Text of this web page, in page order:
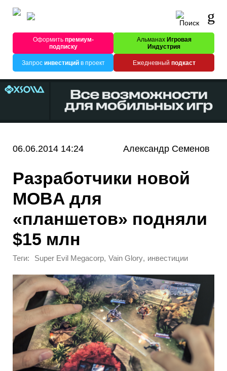
Оформитьпремиум-
подписку
Альманах Игровая
Индустрия
Запрос инвестицийв проект Ежедневный подкаст
06.06.2014 14:24 Александр Семенов
Разработчики новой
MOBA для
«планшетов» подняли
$15 млн
Теги: Super Evil Megacorp, Vain Glory, инвестиции